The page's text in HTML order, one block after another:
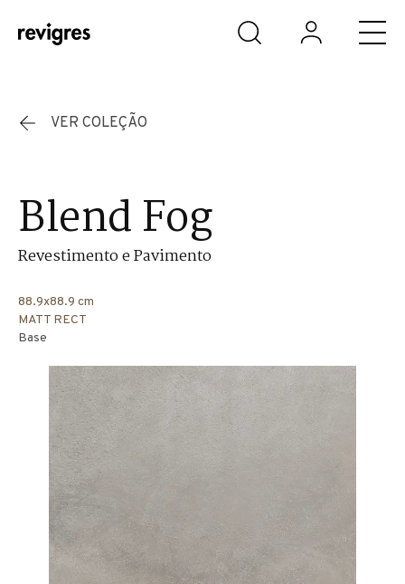
Saltar para o conteúdo principal
VER COLEÇÃO
Blend Fog
Revestimento e Pavimento
88.9x88.9 cm
MATT RECT
Base